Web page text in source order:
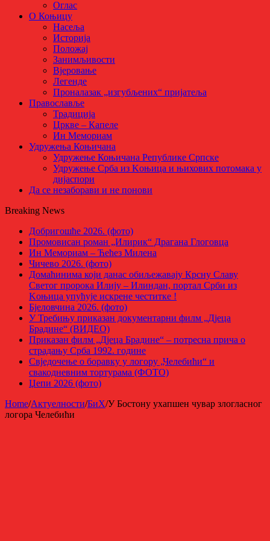
Оглас
О Коњицу
Насеља
Историја
Положај
Занимљивости
Вјеровање
Легенде
Проналазак „изгубљених“ пријатеља
Православље
Традиција
Цркве – Капеле
Ин Мемориам
Удружења Коњичана
Удружење Коњичана Републике Српске
Удружење Срба из Kоњица и њихових потомака у
дијаспори
Да се незаборави и не понови
Breaking News
Добригошће 2026. (фото)
Промовисан роман „Илирик“ Драгана Глоговца
Ин Мемориам – Ћећез Милена
Чичево 2026. (фото)
Домаћинима који данас обиљежавају Крсну Славу
Светог пророка Илију – Илиндан, портал Срби из
Kоњица упућује искрене честитке !
Бјеловчина 2026. (фото)
У Требињу приказан документарни филм „Дјеца
Брадине“ (ВИДЕО)
Приказан филм „Дјеца Брадине“ – потресна прича о
страдању Срба 1992. године
Свједочење о боравку у логору „Челебићи“ и
свакодневним тортурама (ФОТО)
Џепи 2026 (фото)
Home/Актуелности/БиХ/У Бостону ухапшен чувар злогласног
логора Челебићи